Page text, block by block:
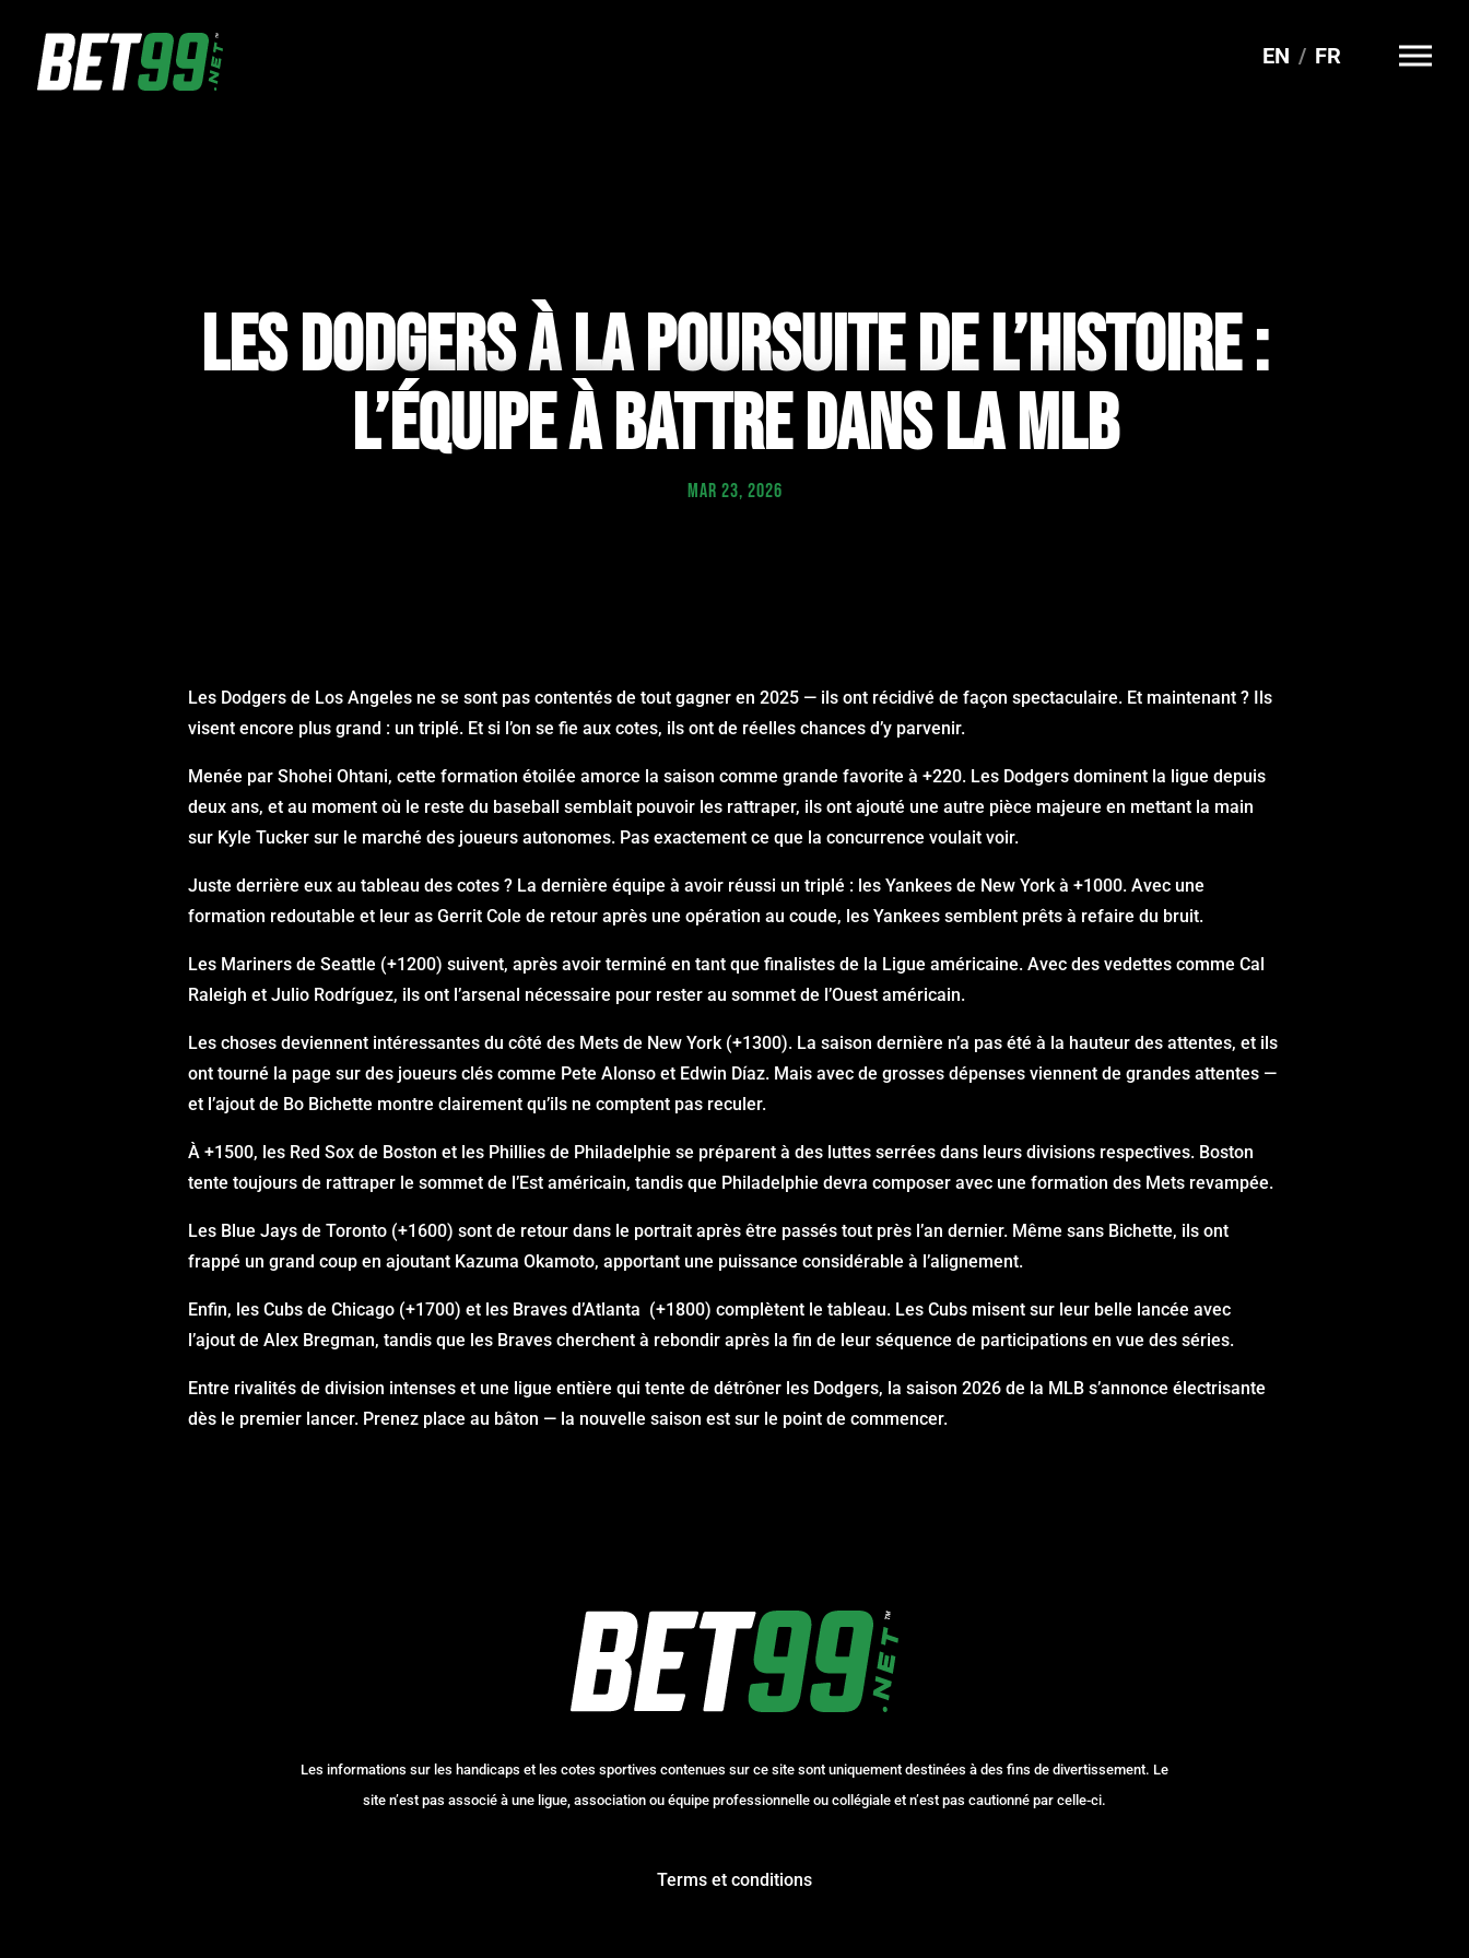
EN FR
LES DODGERS À LA POURSUITE DE L’HISTOIRE :
L’ÉQUIPE À BATTRE DANS LA MLB
MAR 23, 2026
Les Dodgers de Los Angeles ne se sont pas contentés de tout gagner en 2025 — ils ont récidivé de façon spectaculaire. Et maintenant ? Ils
visent encore plus grand : un triplé. Et si l’on se fie aux cotes, ils ont de réelles chances d’y parvenir.
Menée par Shohei Ohtani, cette formation étoilée amorce la saison comme grande favorite à +220. Les Dodgers dominent la ligue depuis
deux ans, et au moment où le reste du baseball semblait pouvoir les rattraper, ils ont ajouté une autre pièce majeure en mettant la main
sur Kyle Tucker sur le marché des joueurs autonomes. Pas exactement ce que la concurrence voulait voir.
Juste derrière eux au tableau des cotes ? La dernière équipe à avoir réussi un triplé : les Yankees de New York à +1000. Avec une
formation redoutable et leur as Gerrit Cole de retour après une opération au coude, les Yankees semblent prêts à refaire du bruit.
Les Mariners de Seattle (+1200) suivent, après avoir terminé en tant que finalistes de la Ligue américaine. Avec des vedettes comme Cal
Raleigh et Julio Rodríguez, ils ont l’arsenal nécessaire pour rester au sommet de l’Ouest américain.
Les choses deviennent intéressantes du côté des Mets de New York (+1300). La saison dernière n’a pas été à la hauteur des attentes, et ils
ont tourné la page sur des joueurs clés comme Pete Alonso et Edwin Díaz. Mais avec de grosses dépenses viennent de grandes attentes —
et l’ajout de Bo Bichette montre clairement qu’ils ne comptent pas reculer.
À +1500, les Red Sox de Boston et les Phillies de Philadelphie se préparent à des luttes serrées dans leurs divisions respectives. Boston
tente toujours de rattraper le sommet de l’Est américain, tandis que Philadelphie devra composer avec une formation des Mets revampée.
Les Blue Jays de Toronto (+1600) sont de retour dans le portrait après être passés tout près l’an dernier. Même sans Bichette, ils ont
frappé un grand coup en ajoutant Kazuma Okamoto, apportant une puissance considérable à l’alignement.
Enfin, les Cubs de Chicago (+1700) et les Braves d’Atlanta (+1800) complètent le tableau. Les Cubs misent sur leur belle lancée avec
l’ajout de Alex Bregman, tandis que les Braves cherchent à rebondir après la fin de leur séquence de participations en vue des séries.
Entre rivalités de division intenses et une ligue entière qui tente de détrôner les Dodgers, la saison 2026 de la MLB s’annonce électrisante
dès le premier lancer. Prenez place au bâton — la nouvelle saison est sur le point de commencer.
Les informations sur les handicaps et les cotes sportives contenues sur ce site sont uniquement destinées à des fins de divertissement. Le
site n’est pas associé à une ligue, association ou équipe professionnelle ou collégiale et n’est pas cautionné par celle-ci.
Terms et conditions